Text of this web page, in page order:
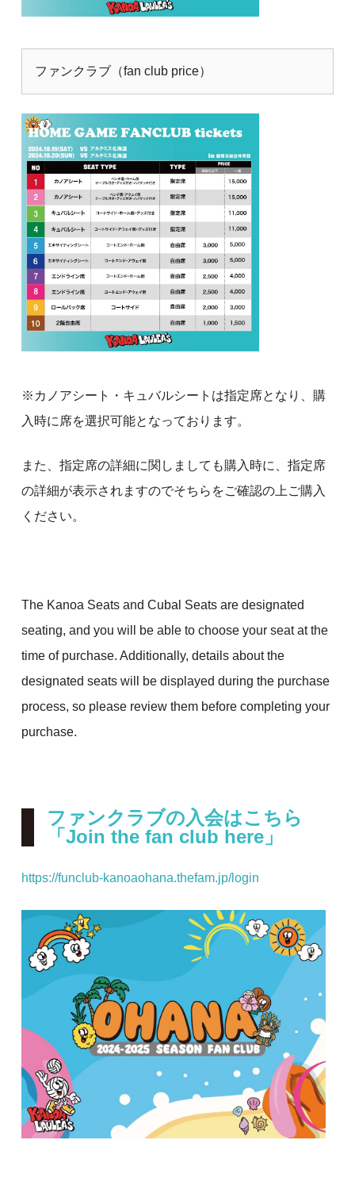
ファンクラブ（fan club price）
※カノアシート・キュバルシートは指定席となり、購
入時に席を選択可能となっております。
また、指定席の詳細に関しましても購入時に、指定席
の詳細が表示されますのでそちらをご確認の上ご購入
ください。
The Kanoa Seats and Cubal Seats are designated
seating, and you will be able to choose your seat at the
time of purchase. Additionally, details about the
designated seats will be displayed during the purchase
process, so please review them before completing your
purchase.
ファンクラブの入会はこちら
「Join the fan club here」
https://funclub-kanoaohana.thefam.jp/login